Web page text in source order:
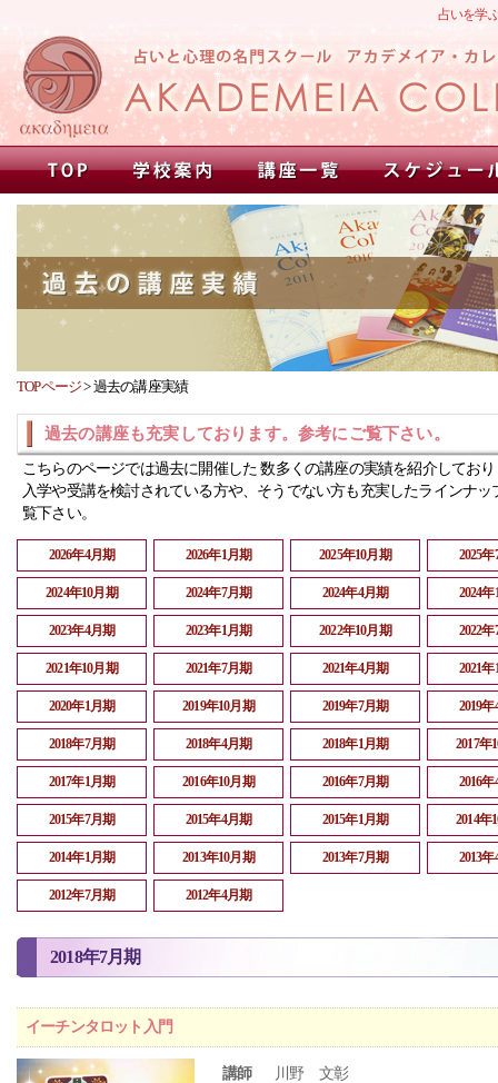
占いを学
TOPページ>過去の講座実績
過去の講座も充実しております。参考にご覧下さい。
こちらのページでは過去に開催した 数多くの講座の実績を紹介してお
入学や受講を検討されている方や、そうでない方も充実したラインナッ
覧下さい。
2026年4月期 2026年1月期 2025年10月期 2025
2024年10月期 2024年7月期 2024年4月期 2024
2023年4月期 2023年1月期 2022年10月期 2022
2021年10月期 2021年7月期 2021年4月期 2021
2020年1月期 2019年10月期 2019年7月期 2019
2018年7月期 2018年4月期 2018年1月期 2017年
2017年1月期 2016年10月期 2016年7月期 2016
2015年7月期 2015年4月期 2015年1月期 2014年
2014年1月期 2013年10月期 2013年7月期 2013
2012年7月期 2012年4月期
2018年7月期
イーチンタロット入門
講師 川野 文彰